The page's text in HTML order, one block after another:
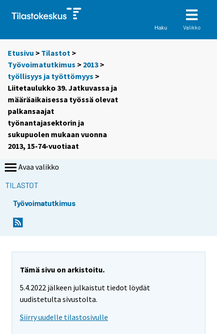
Haku Valikko
Etusivu > Tilastot >
Työvoimatutkimus > 2013 >
työllisyys ja työttömyys >
Liitetaulukko 39. Jatkuvassa ja
määräaikaisessa työssä olevat
palkansaajat
työnantajasektorin ja
sukupuolen mukaan vuonna
2013, 15-74-vuotiaat
Avaa valikko
TILASTOT
Työvoimatutkimus
Tämä sivu on arkistoitu.
5.4.2022 jälkeen julkaistut tiedot löydät
uudistetulta sivustolta.
Siirry uudelle tilastosivulle